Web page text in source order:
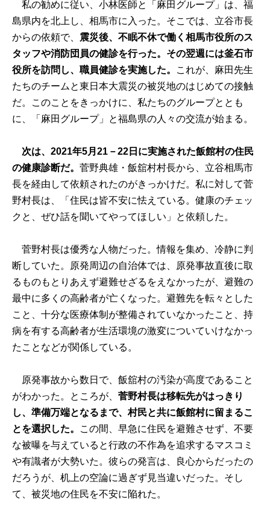
私の勧めに従い、小林医師と「麻田グループ」は、福
島県内を北上し、相馬市に入った。そこでは、立谷市長
からの依頼で、 震災後、不眠不休で働く相馬市役所のス
タッフや消防団員の健診を行った。その翌週には釜石市
役所を訪問し、職員健診を実施した。
これが、麻田先生
たちのチームと東日本大震災の被災地のはじめての接触
だ。このことをきっかけに、私たちのグループととも
に、「麻田グループ」と福島県の人々の交流が始まる。
次は、2021年5月21－22日に実施された飯館村の住民
の健康診断だ。菅野典雄・飯舘村村長から、立谷相馬市
長を経由して依頼されたのがきっかけだ。私に対して菅
野村長は、「住民は皆不安に怯えている。健康のチェッ
クと、ぜひ話を聞いてやってほしい」と依頼した。
菅野村長は優秀な人物だった。情報を集め、冷静に判
断していた。原発周辺の自治体では、原発事故直後に取
るものもとりあえず避難せざるをえなかったが、避難の
最中に多くの高齢者が亡くなった。避難先を転々とした
こと、十分な医療体制が整備されていなかったこと、持
病を有する高齢者が生活環境の激変についていけなかっ
たことなどが関係している。
原発事故から数日で、飯舘村の汚染が高度であること
がわかった。ところが、菅野村長は移転先がはっきり
し、準備万端となるまで、村民と共に飯館村に留まるこ
とを選択した。
この間、早急に住民を避難させず、不要
な被曝を与えていると行政の不作為を追求するマスコミ
や有識者が大勢いた。彼らの発言は、良心からだったの
だろうが、机上の空論に過ぎず見当違いだった。そし
て、被災地の住民を不安に陥れた。